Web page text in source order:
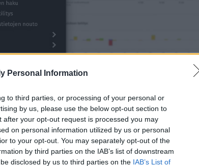
Personal Information
to third parties, or processing of your personal or
by us, please use the below opt-out section to
your opt-out request is processed you may
on personal information utilized by us or personal
to your opt-out. You may separately opt-out of the
by third parties on the IAB’s list of downstream
disclosed by us to third parties on the IAB’s List of